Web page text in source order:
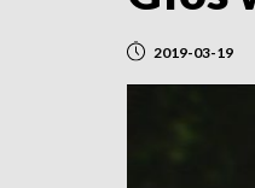
2019-03-19